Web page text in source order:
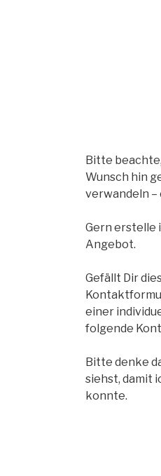
Bitte
Wunsch hin
verwandeln –
Gern erstelle
Angebot.
Gefällt Dir
einer
folgende
Bitte denke
siehst, damit
konnte.